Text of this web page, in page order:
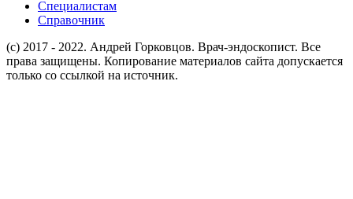
Специалистам
Справочник
(c) 2017 - 2022. Андрей Горковцов. Врач-эндоскопист. Все
права защищены. Копирование материалов сайта допускается
только со ссылкой на источник.